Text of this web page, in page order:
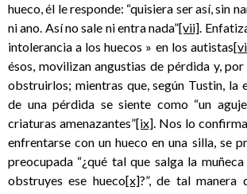
hueco, él le responde: “quisiera ser así, sin
ni ano. Así no sale ni entra nada”[vii].
intolerancia a los huecos » en los autistas
ésos, movilizan angustias de pérdida y,
obstruirlos; mientras que, según Tustin, la
de una pérdida se siente como “un
criaturas amenazantes”[ix]. Nos lo
enfrentarse con un hueco en una silla, se
preocupada “¿qué tal que salga la
obstruyes ese hueco[x]?”, de tal manera